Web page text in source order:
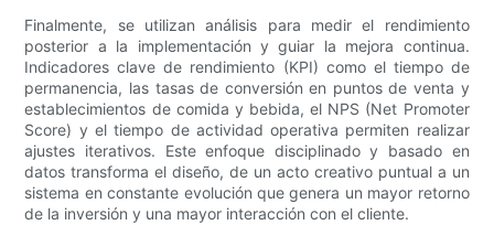
Finalmente, se utilizan análisis para medir el rendimiento
posterior a la implementación y guiar la mejora continua.
Indicadores clave de rendimiento (KPI) como el tiempo de
permanencia, las tasas de conversión en puntos de venta y
establecimientos de comida y bebida, el NPS (Net Promoter
Score) y el tiempo de actividad operativa permiten realizar
ajustes iterativos. Este enfoque disciplinado y basado en
datos transforma el diseño, de un acto creativo puntual a un
sistema en constante evolución que genera un mayor retorno
de la inversión y una mayor interacción con el cliente.